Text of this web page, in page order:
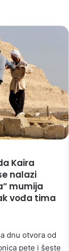
Kaira
nalazi
mumija
vođa tima
dnu otvora od
pete i šeste